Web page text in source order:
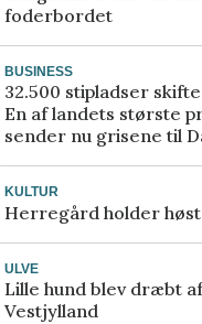
foderbordet
BUSINESS
32.500 stipladser
En af landets største
sender nu grisene til
KULTUR
Herregård holder
ULVE
Lille hund blev dræbt
Vestjylland